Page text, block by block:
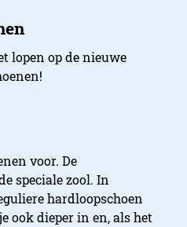
lopen op de nieuwe
voor. De
speciale zool. In
hardloopschoen
ook dieper in en, als het